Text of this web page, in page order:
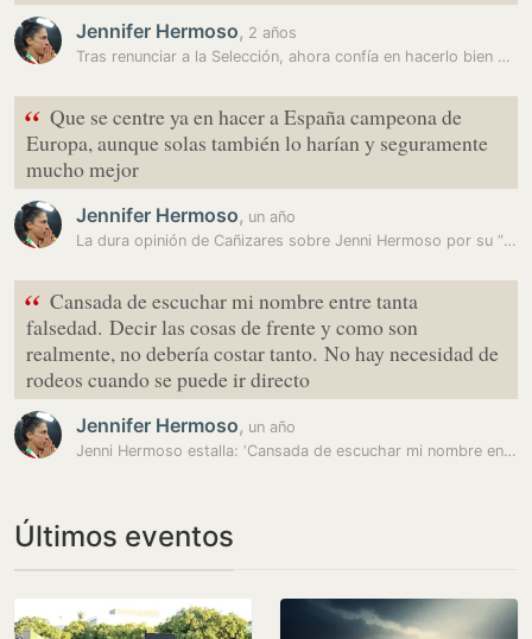
Jennifer Hermoso, 2 años
Tras renunciar a la Selección, ahora confía en hacerlo bien para poder…
“ Que se centre ya en hacer a España campeona de
Europa, aunque solas también lo harían y seguramente
mucho mejor
Jennifer Hermoso, un año
La dura opinión de Cañizares sobre Jenni Hermoso por su “intolerable…
“ Cansada de escuchar mi nombre entre tanta
falsedad. Decir las cosas de frente y como son
realmente, no debería costar tanto. No hay necesidad de
rodeos cuando se puede ir directo
Jennifer Hermoso, un año
Jenni Hermoso estalla: ‘Cansada de escuchar mi nombre entre tanta…
Últimos eventos